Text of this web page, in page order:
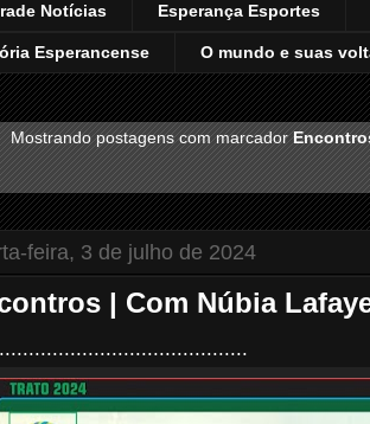
Notícias Esperança Esportes
Esperancense O mundo e suas
Mostrando postagens com marcador
feira, 3 de julho de 2024
| Com Núbia